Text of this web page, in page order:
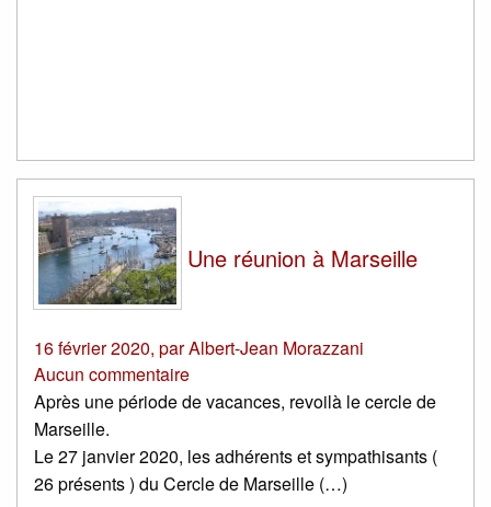
Une réunion à Marseille
16 février 2020, parAlbert-Jean Morazzani
Aucun commentaire
Après une période de vacances, revoilà le cercle de
Marseille.
Le 27 janvier 2020, les adhérents et sympathisants (
26 présents ) du Cercle de Marseille (…)